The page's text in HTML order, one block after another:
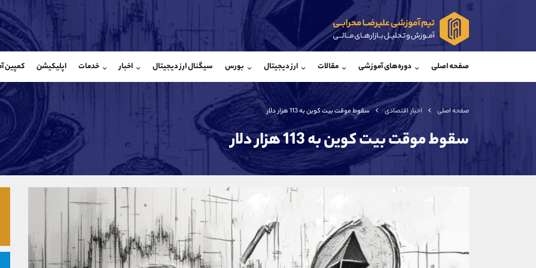
صفحه اصلی دوره‌های آموزشی مقالات ارز دیجیتال بورس سیگنال ارز دیجیتال اخبار خدمات اپلیکیشن کمپین
صفحه اصلی اخبار اقتصادی سقوط موقت بیت کوین به 113 هزار دلار
سقوط موقت بیت کوین به 113 هزار دلار
شروع گفتگو
@Armteam_admin_103
103
@Armteam_admin_104
شروع
اطلاعات تماس (دفتر فروش)
کانال تلگرام